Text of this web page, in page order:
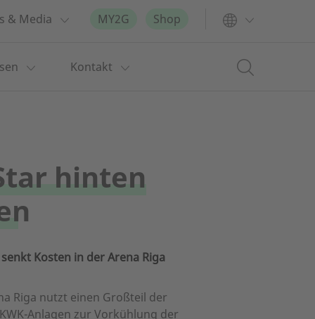
& Media MY2G Shop
Kontakt
hinten
Kosten in der Arena Riga
Riga nutzt einen Großteil der
Anlagen zur Vorkühlung der